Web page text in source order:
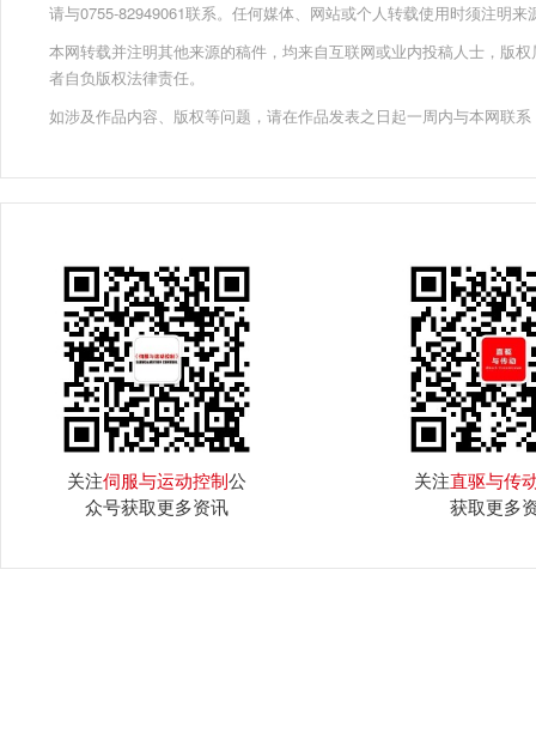
请与0755-82949061联系。任何媒体、网站或个人转载使用时须注明
本网转载并注明其他来源的稿件，均来自互联网或业内投稿人士，版
者自负版权法律责任。
如涉及作品内容、版权等问题，请在作品发表之日起一周内与本网联
关注伺服与运动控制公
众号获取更多资讯
关注直驱与传
获取更多